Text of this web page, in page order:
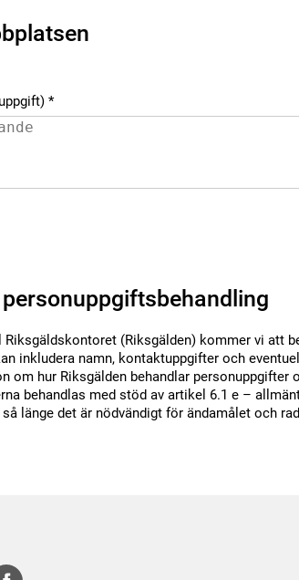
(Riksgälden) kommer vi att
inkludera namn, kontaktuppgifter och
om hur Riksgälden behandlar personuppgifter
behandlas med stöd av artikel 6.1 e –
länge det är nödvändigt för ändamålet och